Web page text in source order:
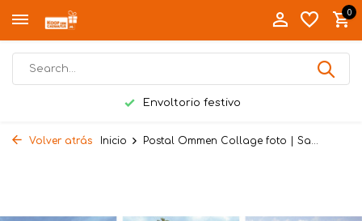
0
Envoltorio festivo
Volver atrás Inicio Postal Ommen Collage foto | Sa...